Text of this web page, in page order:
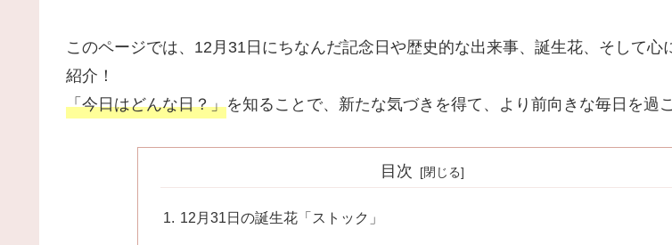
このページでは、12月31日にちなんだ記念日や歴史的な出来事、誕生花、そして心
紹介！
「今日はどんな日？」を知ることで、新たな気づきを得て、より前向きな毎日を過
目次
12月31日の誕生花「ストック」